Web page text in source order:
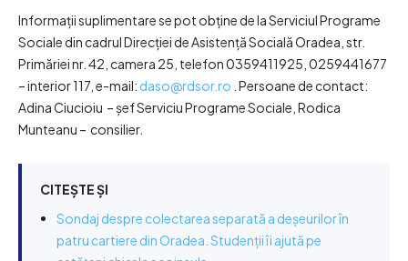
Informaţii suplimentare se pot obţine de la Serviciul Programe
Sociale din cadrul Direcţiei de Asistenţă Socială Oradea, str.
Primăriei nr. 42, camera 25, telefon 0359411925, 0259441677
– interior 117, e-mail: daso@rdsor.ro . Persoane de contact:
Adina Ciucioiu – șef Serviciu Programe Sociale, Rodica
Munteanu – consilier.
CITEȘTE ȘI
Sondaj despre colectarea separată a deșeurilor în
patru cartiere din Oradea. Studenții îi ajută pe